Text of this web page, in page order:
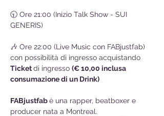
🕤 Ore 21:00 (Inizio Talk Show - SUI
GENERIS)
🎶 Ore 22:00 (Live Music con FABjustfab)
con possibilità di ingresso acquistando
Ticket di ingresso (€ 10,00 inclusa
consumazione di un Drink)
FABjustfab è una rapper, beatboxer e
producer nata a Montreal.